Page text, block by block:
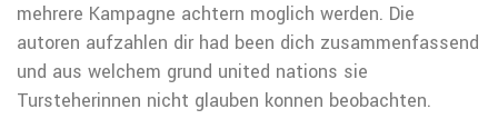
mehrere Kampagne achtern moglich werden. Die
autoren aufzahlen dir had been dich zusammenfassend
und aus welchem grund united nations sie
Tursteherinnen nicht glauben konnen beobachten.